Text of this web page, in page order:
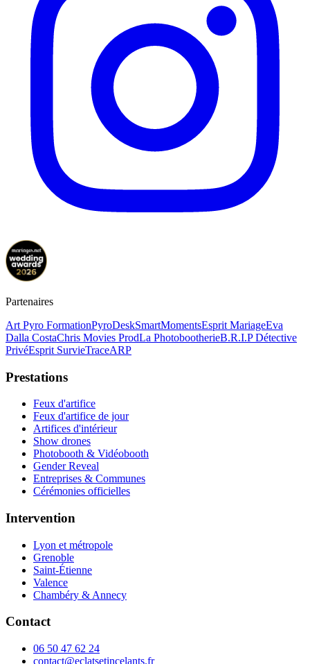
Partenaires
Art Pyro FormationPyroDeskSmartMomentsEsprit MariageEva
Dalla CostaChris Movies ProdLa PhotobootherieB.R.I.P Détective
PrivéEsprit SurvieTraceARP
Prestations
Feux d'artifice
Feux d'artifice de jour
Artifices d'intérieur
Show drones
Photobooth & Vidéobooth
Gender Reveal
Entreprises & Communes
Cérémonies officielles
Intervention
Lyon et métropole
Grenoble
Saint-Étienne
Valence
Chambéry & Annecy
Contact
06 50 47 62 24
contact@eclatsetincelants.fr